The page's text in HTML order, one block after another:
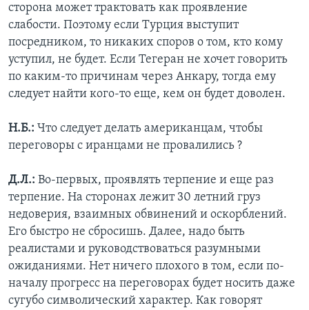
сторона может трактовать как проявление
слабости. Поэтому если Турция выступит
посредником, то никаких споров о том, кто кому
уступил, не будет. Если Тегеран не хочет говорить
по каким-то причинам через Анкару, тогда ему
следует найти кого-то еще, кем он будет доволен.
Н.Б.: Что следует делать американцам, чтобы
переговоры с иранцами не провалились ?
Д.Л.: Во-первых, проявлять терпение и еще раз
терпение. На сторонах лежит 30 летний груз
недоверия, взаимных обвинений и оскорблений.
Его быстро не сбросишь. Далее, надо быть
реалистами и руководствоваться разумными
ожиданиями. Нет ничего плохого в том, если по-
началу прогресс на переговорах будет носить даже
сугубо символический характер. Как говорят